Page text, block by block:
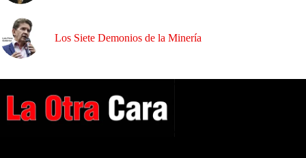
Los Siete Demonios de la Minería